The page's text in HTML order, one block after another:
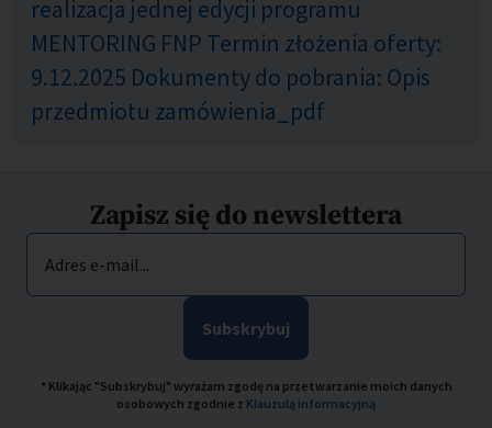
realizacja jednej edycji programu
MENTORING FNP Termin złożenia oferty:
9.12.2025 Dokumenty do pobrania: Opis
przedmiotu zamówienia_pdf
Zapisz się do newslettera
Adres e-mail...
Subskrybuj
* Klikając "Subskrybuj" wyrażam zgodę na przetwarzanie moich danych
osobowych zgodnie z Klauzulą informacyjną